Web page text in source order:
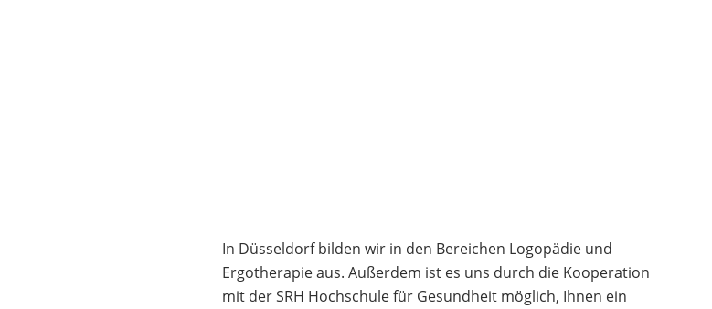
In Düsseldorf bilden wir in den Bereichen Logopädie und
Ergotherapie aus. Außerdem ist es uns durch die Kooperation
mit der SRH Hochschule für Gesundheit möglich, Ihnen ein